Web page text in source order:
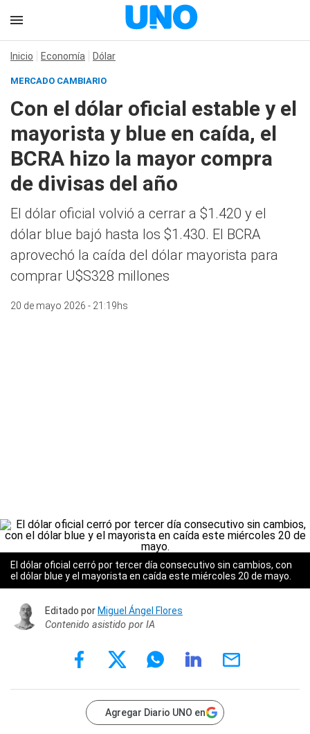
Inicio Economía Dólar
MERCADO CAMBIARIO
Con el dólar oficial estable y el
mayorista y blue en caída, el
BCRA hizo la mayor compra
de divisas del año
El dólar oficial volvió a cerrar a $1.420 y el
dólar blue bajó hasta los $1.430. El BCRA
aprovechó la caída del dólar mayorista para
comprar U$S328 millones
20 de mayo 2026 - 21:19hs
El dólar oficial cerró por tercer día consecutivo sin cambios, con
el dólar blue y el mayorista en caída este miércoles 20 de mayo.
Editado porMiguel Ángel Flores
Contenido asistido por IA
Agregar Diario UNO en